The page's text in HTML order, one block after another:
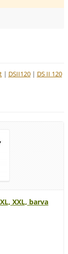
| DSII120 | DS II 120
XXL, barva